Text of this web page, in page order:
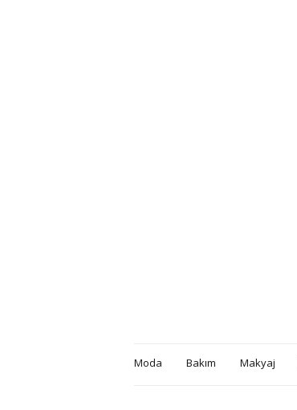
Moda Bakım Makyaj